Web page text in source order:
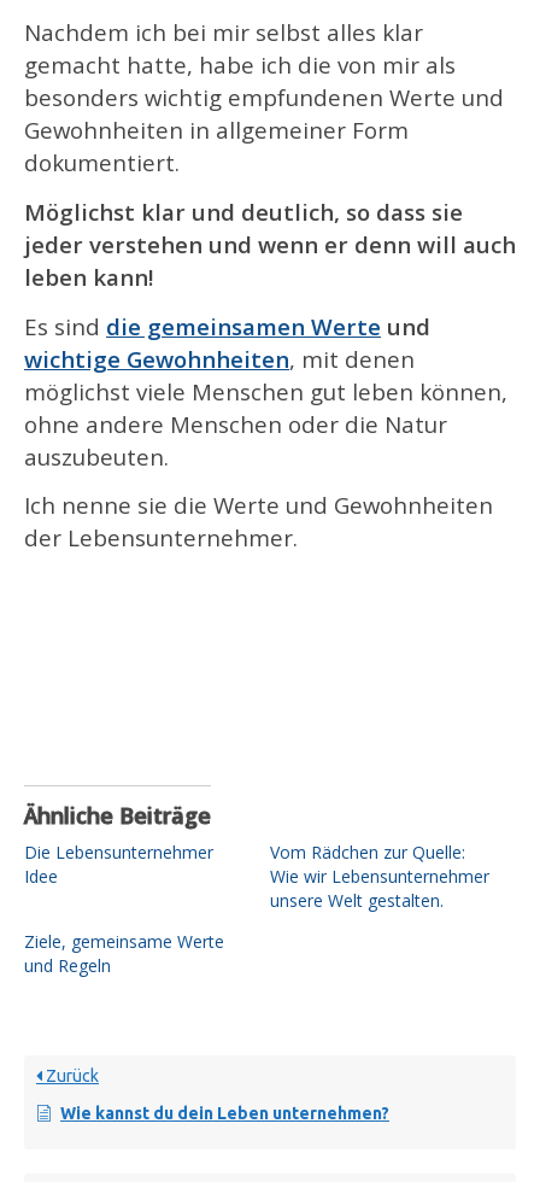
Nachdem ich bei mir selbst alles klar
gemacht hatte, habe ich die von mir als
besonders wichtig empfundenen Werte und
Gewohnheiten in allgemeiner Form
dokumentiert.
Möglichst klar und deutlich, so dass sie
jeder verstehen und wenn er denn will auch
leben kann!
Es sind die gemeinsamen Werte und
wichtige Gewohnheiten, mit denen
möglichst viele Menschen gut leben können,
ohne andere Menschen oder die Natur
auszubeuten.
Ich nenne sie die Werte und Gewohnheiten
der Lebensunternehmer.
Ähnliche Beiträge
Die Lebensunternehmer
Idee
Vom Rädchen zur Quelle:
Wie wir Lebensunternehmer
unsere Welt gestalten.
Ziele, gemeinsame Werte
und Regeln
Zurück
Wie kannst du dein Leben unternehmen?